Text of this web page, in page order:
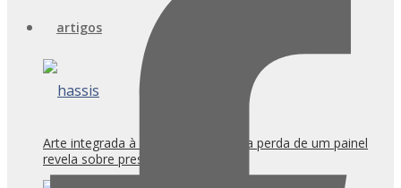
artigos
Arte integrada à arquitetura: o que a perda de um painel
revela sobre preservação e técnica